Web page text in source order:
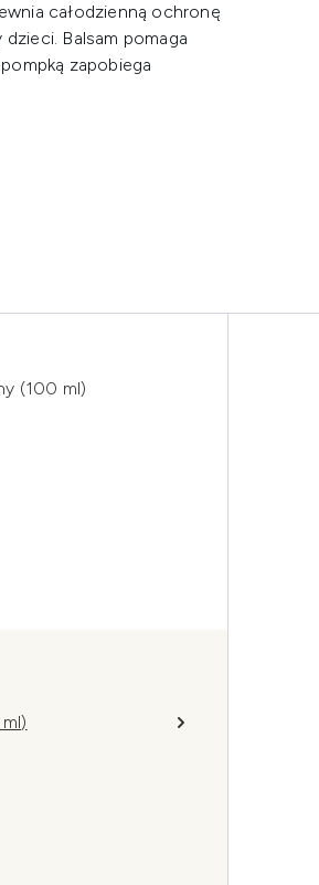
całodzienną ochronę
Balsam pomaga
zapobiega
(100 ml)